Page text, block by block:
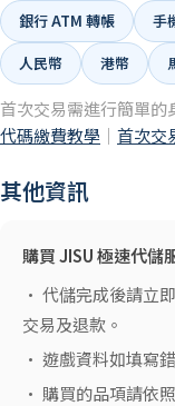
銀行 ATM 轉帳 手
人民幣
港幣
首次交易需進行簡單
代碼繳費教學 ｜ 首次交
其他資訊
購買 JISU 極速代儲
• 代儲完成後請立
交易及退款。
• 遊戲資料如填寫
• 購買的品項請依